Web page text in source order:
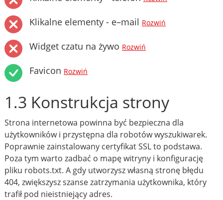
Klikalne elementy - e–mail Rozwiń
Widget czatu na żywo Rozwiń
Favicon Rozwiń
1.3 Konstrukcja strony
Strona internetowa powinna być bezpieczna dla
użytkowników i przystępna dla robotów wyszukiwarek.
Poprawnie zainstalowany certyfikat SSL to podstawa.
Poza tym warto zadbać o mapę witryny i konfigurację
pliku robots.txt. A gdy utworzysz własną stronę błędu
404, zwiększysz szanse zatrzymania użytkownika, który
trafił pod nieistniejący adres.